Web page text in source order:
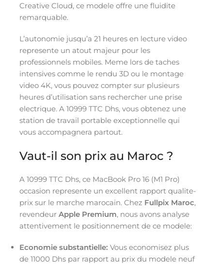
Creative Cloud, ce modele offre une fluidite
remarquable.
L’autonomie jusqu’a 21 heures en lecture video
represente un atout majeur pour les
professionnels mobiles. Meme lors de taches
intensives comme le rendu 3D ou le montage
video 4K, vous pouvez compter sur plusieurs
heures d’utilisation sans rechercher une prise
electrique. A 10999 TTC Dhs, vous obtenez une
station de travail portable exceptionnelle qui
vous accompagnera partout.
Vaut-il son prix au Maroc ?
A 10999 TTC Dhs, ce MacBook Pro 16 (M1 Pro)
occasion represente un excellent rapport qualite-
prix sur le marche marocain. Chez Fullpix Maroc,
revendeur Apple Premium, nous avons analyse
attentivement le positionnement de ce modele:
Economie substantielle: Vous economisez plus
de 11000 Dhs par rapport au prix du modele neuf